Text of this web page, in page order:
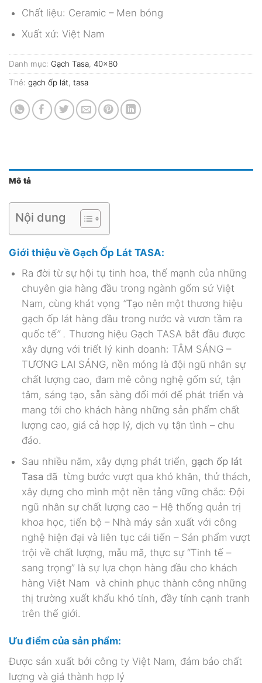
Chất liệu: Ceramic – Men bóng
Xuất xứ: Việt Nam
Danh mục: Gạch Tasa 40x80
Thẻ: gạch ốp lát tasa
Mô tả
Nội dung
Giới thiệu về Gạch Ốp Lát TASA:
Ra đời từ sự hội tụ tinh hoa, thế mạnh của những
chuyên gia hàng đầu trong ngành gốm sứ Việt
Nam, cùng khát vọng “Tạo nên một thương hiệu
gạch ốp lát hàng đầu trong nước và vươn tầm ra
quốc tế” . Thương hiệu Gạch TASA bắt đầu được
xây dựng với triết lý kinh doanh: TÂM SÁNG –
TƯƠNG LAI SÁNG, nền móng là đội ngũ nhân sự
chất lượng cao, đam mê công nghệ gốm sứ, tận
tâm, sáng tạo, sẵn sàng đổi mới để phát triển và
mang tới cho khách hàng những sản phẩm chất
lượng cao, giá cả hợp lý, dịch vụ tận tình – chu
đáo.
Sau nhiều năm, xây dựng phát triển, gạch ốp lát
Tasa đã từng bước vượt qua khó khăn, thử thách,
xây dựng cho mình một nền tảng vững chắc: Đội
ngũ nhân sự chất lượng cao – Hệ thống quản trị
khoa học, tiến bộ – Nhà máy sản xuất với công
nghệ hiện đại và liên tục cải tiến – Sản phẩm vượt
trội về chất lượng, mẫu mã, thực sự “Tinh tế –
sang trọng” là sự lựa chọn hàng đầu cho khách
hàng Việt Nam và chinh phục thành công những
thị trường xuất khẩu khó tính, đầy tính cạnh tranh
trên thế giới.
Ưu điểm của sản phẩm:
Được sản xuất bởi công ty Việt Nam, đảm bảo chất
lượng và giá thành hợp lý